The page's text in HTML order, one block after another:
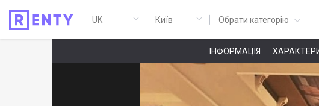
Обрати категорію
ІНФОРМАЦІЯ